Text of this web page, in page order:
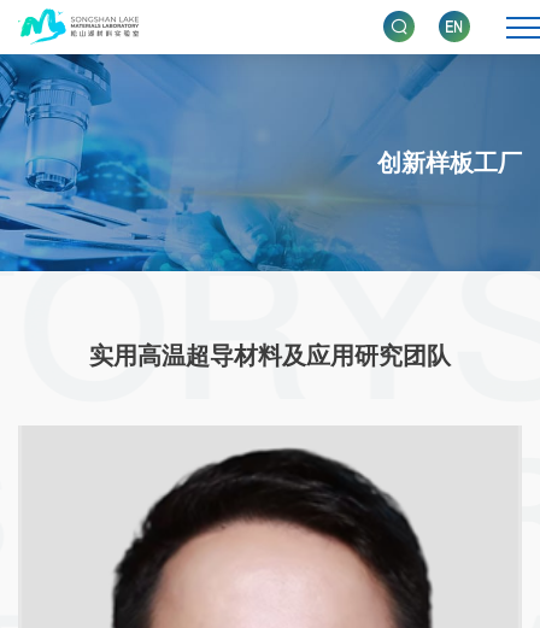
创新样板工厂
实用高温超导材料及应用研究团队